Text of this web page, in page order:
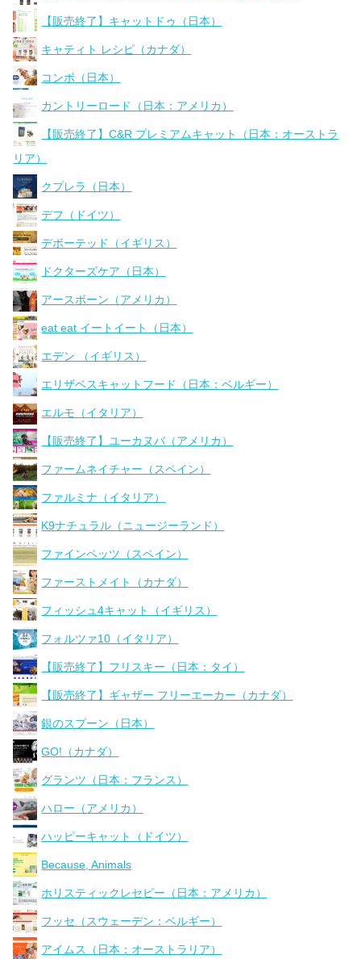
【販売終了】キャットドゥ（日本）
キャティト レシピ（カナダ）
コンボ（日本）
カントリーロード（日本：アメリカ）
【販売終了】C&R プレミアムキャット（日本：オーストラ
リア）
クプレラ（日本）
デフ（ドイツ）
デボーテッド（イギリス）
ドクターズケア（日本）
アースボーン（アメリカ）
eat eat イートイート（日本）
エデン （イギリス）
エリザベスキャットフード（日本：ベルギー）
エルモ（イタリア）
【販売終了】ユーカヌバ（アメリカ）
ファームネイチャー（スペイン）
ファルミナ（イタリア）
K9ナチュラル（ニュージーランド）
ファインペッツ（スペイン）
ファーストメイト（カナダ）
フィッシュ4キャット（イギリス）
フォルツァ10（イタリア）
【販売終了】フリスキー（日本：タイ）
【販売終了】ギャザー フリーエーカー（カナダ）
銀のスプーン（日本）
GO!（カナダ）
グランツ（日本：フランス）
ハロー（アメリカ）
ハッピーキャット（ドイツ）
Because, Animals
ホリスティックレセピー（日本：アメリカ）
フッセ（スウェーデン：ベルギー）
アイムス（日本：オーストラリア）